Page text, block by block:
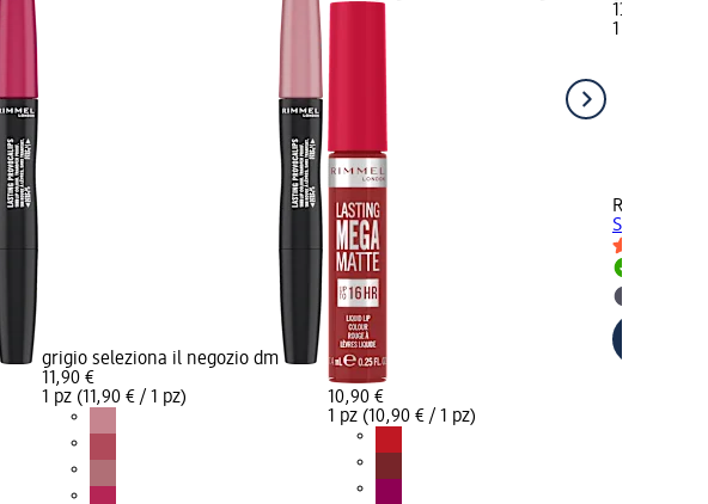
grigio seleziona il negozio dm
11,90 €
1 pz (11,90 € / 1 pz)
10,90 €
1 pz (10,90 € / 1 pz)
13,90 €
1 pz (13,90
RIMMEL
Seeker Lip